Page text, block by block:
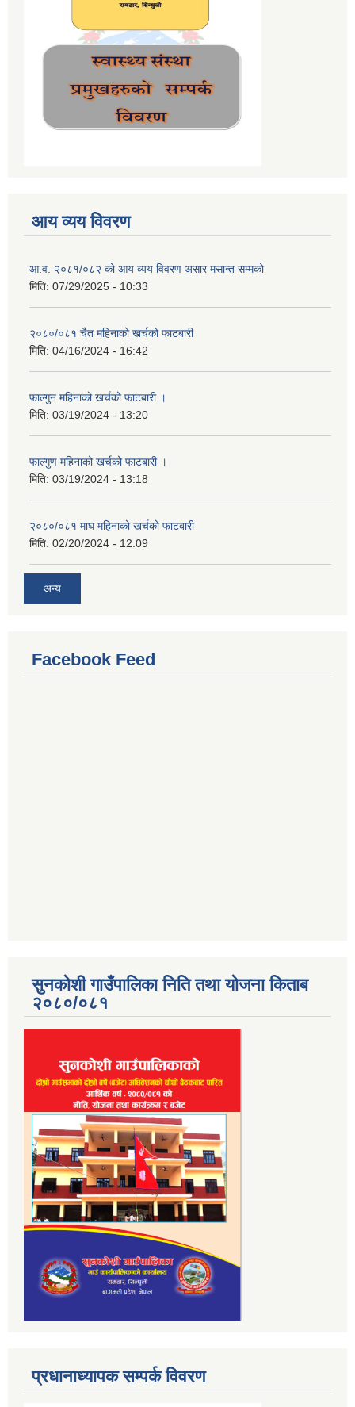
आय व्यय विवरण
आ.व. २०८१/०८२ को आय व्यय विवरण असार मसान्त सम्मको
मिति: 07/29/2025 - 10:33
२०८०/०८१ चैत महिनाको खर्चको फाटबारी
मिति: 04/16/2024 - 16:42
फाल्गुन महिनाको खर्चको फाटबारी ।
मिति: 03/19/2024 - 13:20
फाल्गुण महिनाको खर्चको फाटबारी ।
मिति: 03/19/2024 - 13:18
२०८०/०८१ माघ महिनाको खर्चको फाटबारी
मिति: 02/20/2024 - 12:09
अन्य
Facebook Feed
सुनकोशी गाउँपालिका निति तथा योजना किताब
२०८०/०८१
प्रधानाध्यापक सम्पर्क विवरण